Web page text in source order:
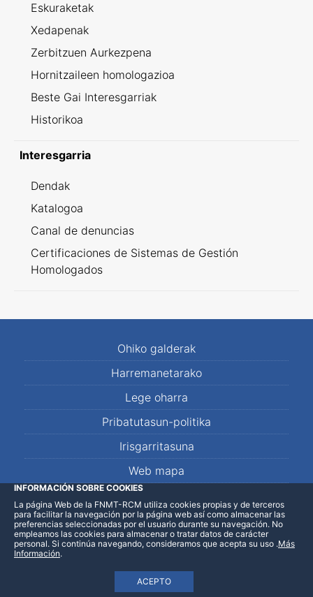
Eskuraketak
Xedapenak
Zerbitzuen Aurkezpena
Hornitzaileen homologazioa
Beste Gai Interesgarriak
Historikoa
Interesgarria
Dendak
Katalogoa
Canal de denuncias
Certificaciones de Sistemas de Gestión
Homologados
Ohiko galderak
Harremanetarako
Lege oharra
Pribatutasun-politika
Irisgarritasuna
Web mapa
LinkedInFacebookWhatsApp
INFORMACIÓN SOBRE COOKIES
La página Web de la FNMT-RCM utiliza cookies propias y de terceros
para facilitar la navegación por la página web así como almacenar las
preferencias seleccionadas por el usuario durante su navegación. No
empleamos las cookies para almacenar o tratar datos de carácter
personal. Si continúa navegando, consideramos que acepta su uso
ACEPTO
.Más
Información.